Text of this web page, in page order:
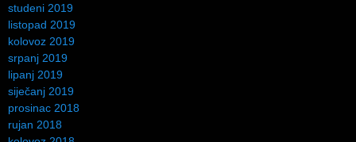
studeni 2019
listopad 2019
kolovoz 2019
srpanj 2019
lipanj 2019
siječanj 2019
prosinac 2018
rujan 2018